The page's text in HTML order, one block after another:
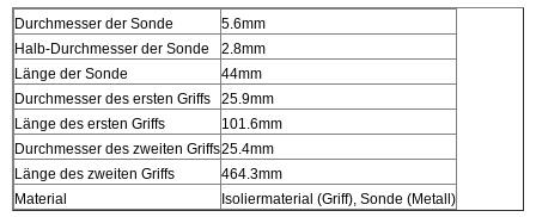
Durchmesser der Sonde
5.6mm
Halb-Durchmesser der Sonde
2.8mm
Länge der Sonde
44mm
Durchmesser des ersten Griffs
25.9mm
Länge des ersten Griffs
101.6mm
Durchmesser des zweiten Griffs25.4mm
Länge des zweiten Griffs
464.3mm
Material
Isoliermaterial (Griff), Sonde (Metall)